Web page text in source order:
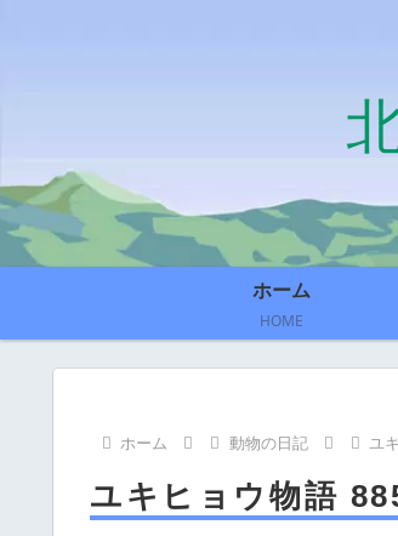
ホーム
HOME
ホーム 動物の日記 ユ
ユキヒョウ物語